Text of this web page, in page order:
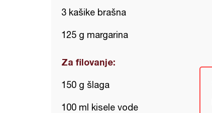
3 kašike brašna
125 g margarina
Za filovanje:
150 g šlaga
100 ml kisele vode